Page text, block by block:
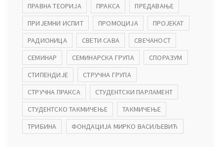
ПРАВНА ТЕОРИЈА
ПРАКСА
ПРЕДАВАЊЕ
ПРИЈЕМНИ ИСПИТ
ПРОМОЦИЈА
ПРОЈЕКАТ
РАДИОНИЦА
СВЕТИ САВА
СВЕЧАНОСТ
СЕМИНАР
СЕМИНАРСКА ГРУПА
СПОРАЗУМ
СТИПЕНДИЈЕ
СТРУЧНА ГРУПА
СТРУЧНА ПРАКСА
СТУДЕНТСКИ ПАРЛАМЕНТ
СТУДЕНТСКО ТАКМИЧЕЊЕ
ТАКМИЧЕЊЕ
ТРИБИНА
ФОНДАЦИЈА МИРКО ВАСИЉЕВИЋ